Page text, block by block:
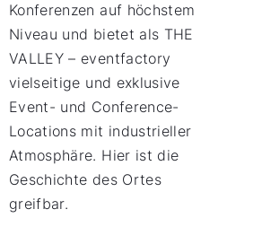
Konferenzen auf höchstem
Niveau und bietet als THE
VALLEY – eventfactory
vielseitige und exklusive
Event- und Conference-
Locations mit industrieller
Atmosphäre. Hier ist die
Geschichte des Ortes
greifbar.